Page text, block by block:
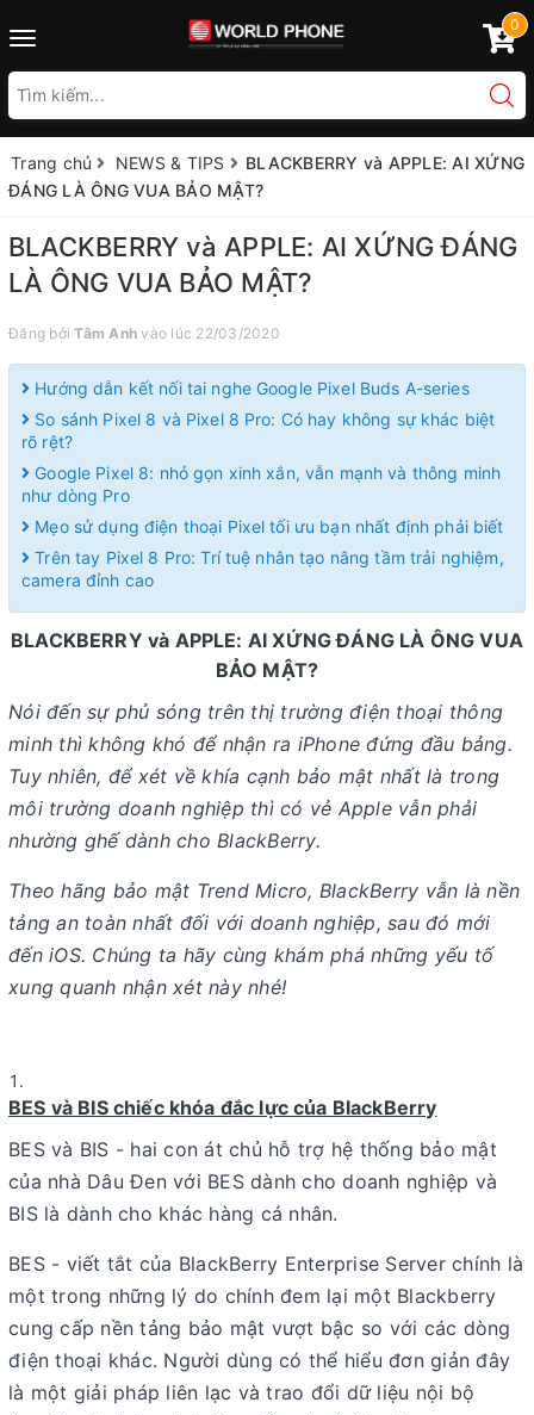
Toggle
0
Trang chủ NEWS & TIPS
BLACKBERRY và APPLE: AI XỨNG
ĐÁNG LÀ ÔNG VUA BẢO MẬT?
BLACKBERRY và APPLE: AI XỨNG ĐÁNG
LÀ ÔNG VUA BẢO MẬT?
Đăng bởiTâm Anh vào lúc 22/03/2020
Hướng dẫn kết nối tai nghe Google Pixel Buds A-series
So sánh Pixel 8 và Pixel 8 Pro: Có hay không sự khác biệt
rõ rệt?
Google Pixel 8: nhỏ gọn xinh xắn, vẫn mạnh và thông minh
như dòng Pro
Mẹo sử dụng điện thoại Pixel tối ưu bạn nhất định phải biết
Trên tay Pixel 8 Pro: Trí tuệ nhân tạo nâng tầm trải nghiệm,
camera đỉnh cao
BLACKBERRY và APPLE: AI XỨNG ĐÁNG LÀ ÔNG VUA
BẢO MẬT?
Nói đến sự phủ sóng trên thị trường điện thoại thông
minh thì không khó để nhận ra iPhone đứng đầu bảng.
Tuy nhiên, để xét về khía cạnh bảo mật nhất là trong
môi trường doanh nghiệp thì có vẻ Apple vẫn phải
nhường ghế dành cho BlackBerry.
Theo hãng bảo mật Trend Micro, BlackBerry vẫn là nền
tảng an toàn nhất đối với doanh nghiệp, sau đó mới
đến iOS. Chúng ta hãy cùng khám phá những yếu tố
xung quanh nhận xét này nhé!
BES và BIS chiếc khóa đắc lực của BlackBerry
BES và BIS - hai con át chủ hỗ trợ hệ thống bảo mật
của nhà Dâu Đen với BES dành cho doanh nghiệp và
BIS là dành cho khác hàng cá nhân.
BES - viết tắt của BlackBerry Enterprise Server chính là
một trong những lý do chính đem lại một Blackberry
cung cấp nền tảng bảo mật vượt bậc so với các dòng
điện thoại khác. Người dùng có thể hiểu đơn giản đây
là một giải pháp liên lạc và trao đổi dữ liệu nội bộ